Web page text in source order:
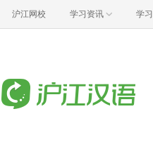
沪江网校 学习资讯 学